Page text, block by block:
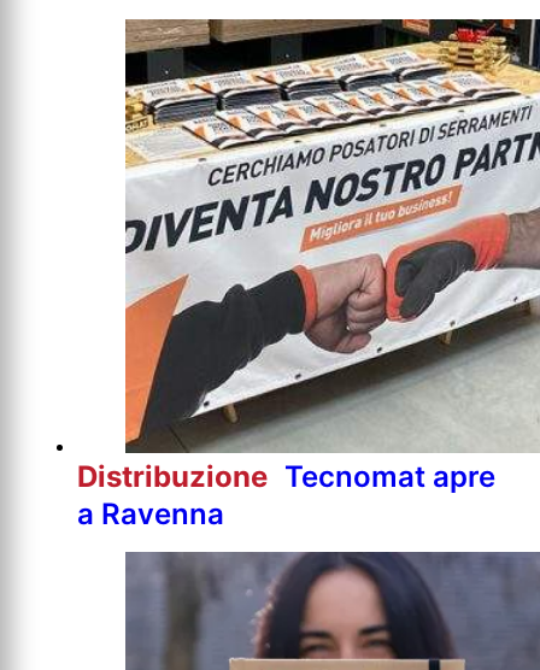
Distribuzione Tecnomat apre
a Ravenna